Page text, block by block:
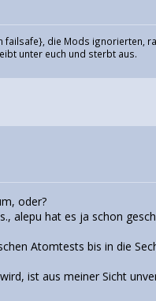
failsafe}, die Mods ignorierten,
unter euch und sterbt aus.
oder?
alepu hat es ja schon
Atomtests bis in die
ist aus meiner Sicht